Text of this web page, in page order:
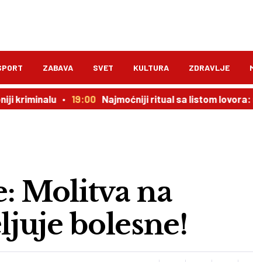
ZABAVA SVET KULTURA ZDRAVLJE
19:00 Najmoćniji ritual sa listom lovora: novac
Molitva na
bolesne!